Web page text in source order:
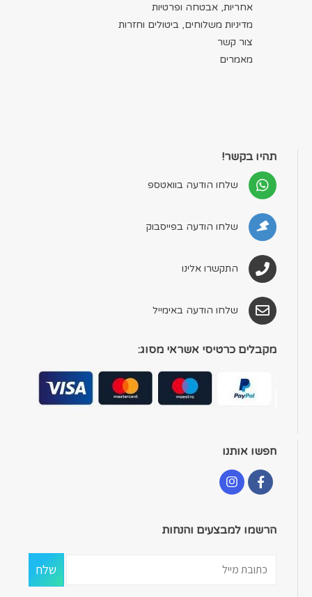
אחריות, אבטחה ופרטיות
מדיניות משלוחים, ביטולים וחזרות
צור קשר
מאמרים
תהיו בקשר!
שלחו הודעה בוואטספ
שלחו הודעה בפייסבוק
התקשרו אלינו
שלחו הודעה באימייל
מקבלים כרטיסי אשראי מסוג:
חפשו אותנו
הרשמו למבצעים והנחות